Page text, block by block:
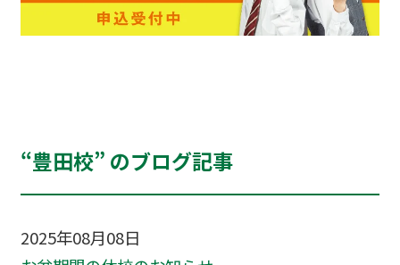
“豊田校” のブログ記事
2025年08月08日